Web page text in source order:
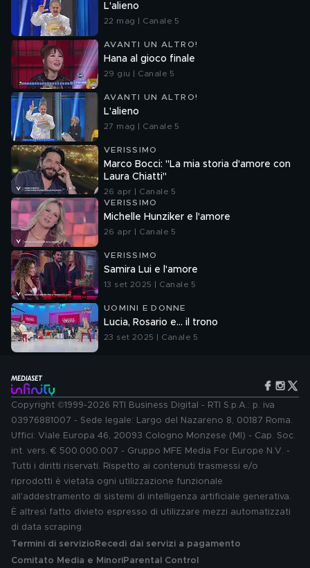
L'alieno
22 mag | Canale 5
AVANTI UN ALTRO!
Hana al gioco finale
29 giu | Canale 5
AVANTI UN ALTRO!
L'alieno
27 mag | Canale 5
VERISSIMO
Marco Bocci: "La mia storia d'amore con
Laura Chiatti"
26 apr | Canale 5
VERISSIMO
Michelle Hunziker e l'amore
26 apr | Canale 5
VERISSIMO
Samira Lui e l'amore
13 set 2025 | Canale 5
UOMINI E DONNE
Lucia, Rosario e... il trono
23 set 2025 | Canale 5
Copyright ©1999-2026 RTI Business Digital - RTI S.p.A.: p. iva
03976881007 - Sede legale: Largo del Nazareno 8, 00187 Roma.
Uffici: Viale Europa 46, 20093 Cologno Monzese (MI) - Cap. Soc.
int. vers. € 500.000.007 - Gruppo MFE Media For Europe N.V. -
Tutti i diritti riservati. Rispetto ai contenuti trasmessi e/o
riprodotti è vietata ogni utilizzazione funzionale
all'addestramento di sistemi di intelligenza artificiale generativa.
È altresì fatto divieto espresso di utilizzare mezzi automatizzati
di data scraping.
Termini di servizio Recedi dai servizi a pagamento
Comitato Media e MinoriParental Control